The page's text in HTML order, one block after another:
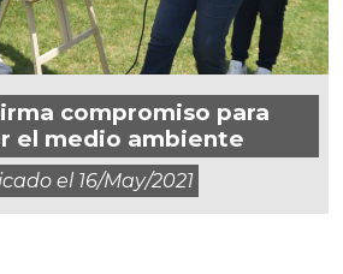
compromiso para
el medio ambiente
el 16/may/2021